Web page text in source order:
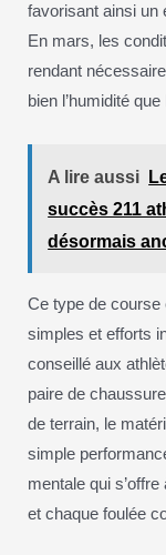
favorisant ainsi un
En mars, les
rendant
bien l’humidité
A lire aussi
succès 211
désormais
Ce type de course
simples et efforts
conseillé aux
paire de
de terrain, le
simple
mentale qui
et chaque foulée